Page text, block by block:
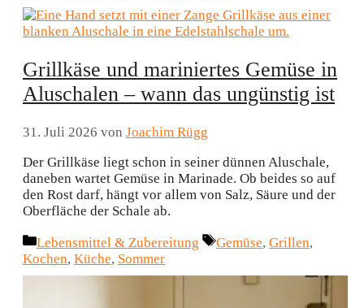
Grillkäse und mariniertes Gemüse in
Aluschalen – wann das ungünstig ist
31. Juli 2026 von Joachim Rügg
Der Grillkäse liegt schon in seiner dünnen Aluschale,
daneben wartet Gemüse in Marinade. Ob beides so auf
den Rost darf, hängt vor allem von Salz, Säure und der
Oberfläche der Schale ab.
Kategorien
Lebensmittel & Zubereitung Schlagwörter
Gemüse, Grillen,
Kochen, Küche, Sommer